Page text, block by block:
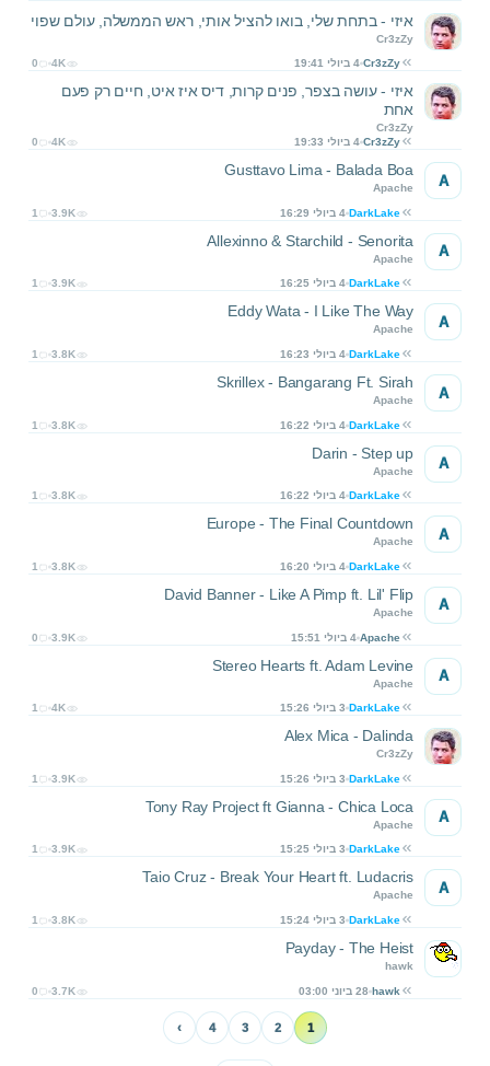
איזי - בתחת שלי, בואו להציל אותי, ראש הממשלה, עולם שפוי
Cr3zZy
Cr3zZy 4 ביולי 19:41 0 4K
איזי - עושה בצפר, פנים קרות, דיס איז איט, חיים רק פעם
אחת
Cr3zZy
Cr3zZy 4 ביולי 19:33 0 4K
Gusttavo Lima - Balada Boa
Apache
DarkLake 4 ביולי 16:29 1 3.9K
A
Allexinno & Starchild - Senorita
Apache
DarkLake 4 ביולי 16:25 1 3.9K
A
Eddy Wata - I Like The Way
Apache
DarkLake 4 ביולי 16:23 1 3.8K
A
Skrillex - Bangarang Ft. Sirah
Apache
DarkLake 4 ביולי 16:22 1 3.8K
A
Darin - Step up
Apache
DarkLake 4 ביולי 16:22 1 3.8K
A
Europe - The Final Countdown
Apache
DarkLake 4 ביולי 16:20 1 3.8K
A
David Banner - Like A Pimp ft. Lil' Flip
Apache
Apache 4 ביולי 15:51 0 3.9K
A
Stereo Hearts ft. Adam Levine
Apache
DarkLake 3 ביולי 15:26 1 4K
A
Alex Mica - Dalinda
Cr3zZy
DarkLake 3 ביולי 15:26 1 3.9K
Tony Ray Project ft Gianna - Chica Loca
Apache
DarkLake 3 ביולי 15:25 1 3.9K
A
Taio Cruz - Break Your Heart ft. Ludacris
Apache
DarkLake 3 ביולי 15:24 1 3.8K
A
Payday - The Heist
hawk
hawk 28 ביוני 03:00 0 3.7K
1
2
3
4
›